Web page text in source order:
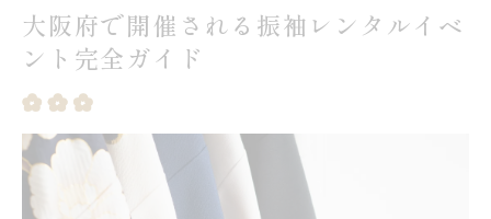
振袖レンタル選びで失敗しないポイントまとめ
大阪で注目の振袖レンタル最新トレンド紹介
振袖レンタルどこがいいか迷った時の対策術
イベントで出会う理想の振袖レンタル体験談
実際の振袖レンタル体験談から学ぶ成功の秘訣
大阪府で開催される振袖レンタルイベ
ント完全ガイド